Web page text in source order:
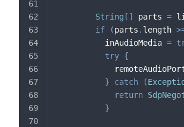
String [ ] parts =
if
(parts . length
          inAudioMedia
=
try {
}
catch (
return
}